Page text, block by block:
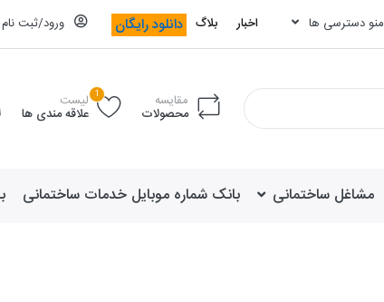
منو دسترسی ها اخبار بلاگ دانلود رایگان ورود/ثبت نام
مقایسه
محصولات
1 لیست
علاقه مندی ها
مشاغل ساختمانی بانک شماره موبایل خدمات ساختمانی